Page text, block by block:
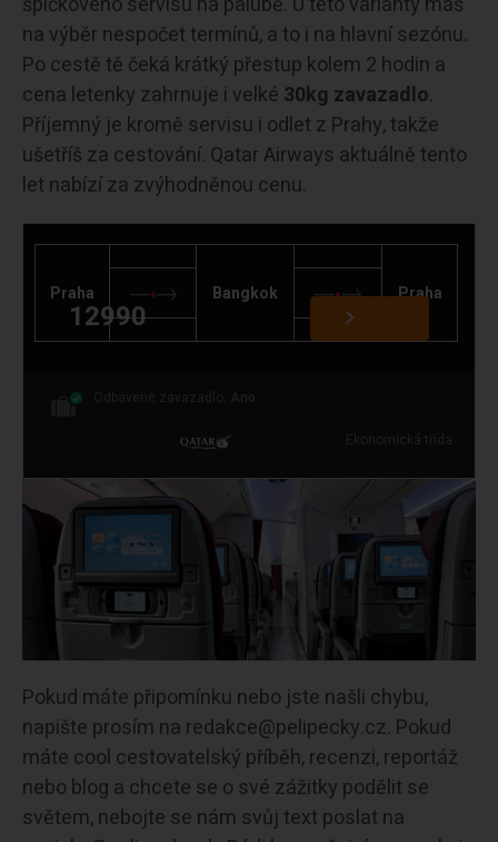
na výběr nespočet termínů, a to i na hlavní sezónu.
Po cestě tě čeká krátký přestup kolem 2 hodin a
cena letenky zahrnuje i velké 30kg zavazadlo.
Příjemný je kromě servisu i odlet z Prahy, takže
ušetříš za cestování. Qatar Airways aktuálně tento
let nabízí za zvýhodněnou cenu.
Praha Bangkok Praha
12990
Pokud máte připomínku nebo jste našli chybu,
napište prosím na redakce@pelipecky.cz. Pokud
máte cool cestovatelský příběh, recenzi, reportáž
nebo blog a chcete se o své zážitky podělit se
světem, nebojte se nám svůj text poslat na